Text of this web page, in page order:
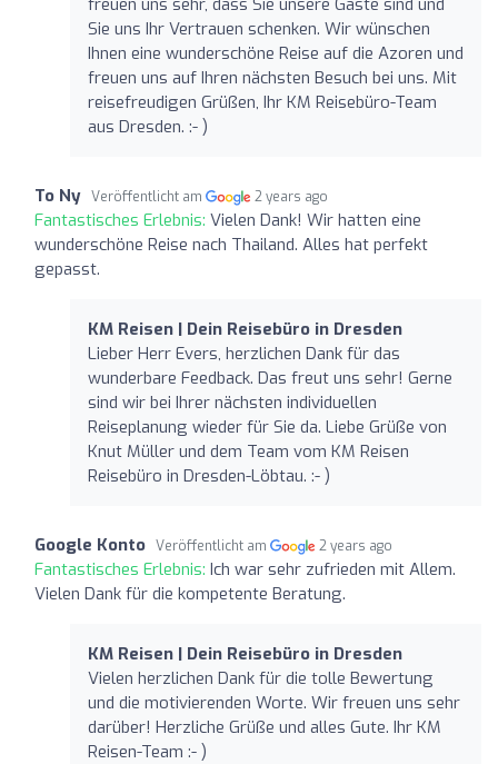
Sie uns Ihr Vertrauen schenken. Wir wünschen
Ihnen eine wunderschöne Reise auf die Azoren und
freuen uns auf Ihren nächsten Besuch bei uns. Mit
reisefreudigen Grüßen, Ihr KM Reisebüro-Team
aus Dresden. :- )
To Ny Veröffentlicht am 2 years ago
Fantastisches Erlebnis: Vielen Dank! Wir hatten eine
wunderschöne Reise nach Thailand. Alles hat perfekt
gepasst.
KM Reisen | Dein Reisebüro in Dresden
Lieber Herr Evers, herzlichen Dank für das
wunderbare Feedback. Das freut uns sehr! Gerne
sind wir bei Ihrer nächsten individuellen
Reiseplanung wieder für Sie da. Liebe Grüße von
Knut Müller und dem Team vom KM Reisen
Reisebüro in Dresden-Löbtau. :- )
Google Konto Veröffentlicht am 2 years ago
Fantastisches Erlebnis: Ich war sehr zufrieden mit Allem.
Vielen Dank für die kompetente Beratung.
KM Reisen | Dein Reisebüro in Dresden
Vielen herzlichen Dank für die tolle Bewertung
und die motivierenden Worte. Wir freuen uns sehr
darüber! Herzliche Grüße und alles Gute. Ihr KM
Reisen-Team :- )